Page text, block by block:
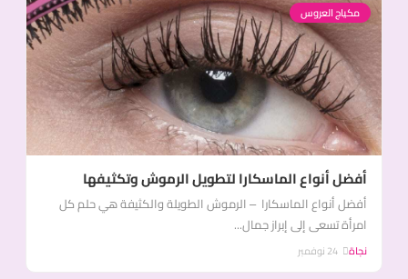
مكياج العروس
أفضل أنواع الماسكارا لتطويل الرموش وتكثيفها
أفضل أنواع الماسكارا – الرموش الطويلة والكثيفة هي حلم كل
امرأة تسعى إلى إبراز جمال...
نجاة